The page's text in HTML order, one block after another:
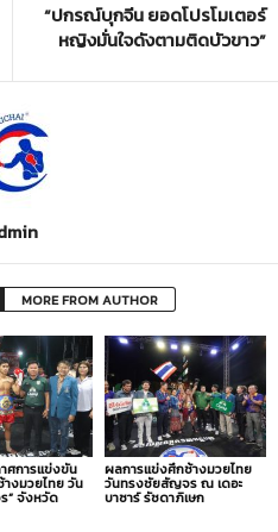
“ปกรณ์บุกจีน ยอดโปรโมเตอร์
หญิงมั่นใจดังตามติดบัวขาว”
MORE FROM AUTHOR
ศการแข่งขัน
งมวยไทย วัน
” จังหวัด
ผลการแข่งศึกช้างมวยไทย
วันทรงชัยสัญจร ณ เดอะ
บาซาร์ รัชดาภิเษก